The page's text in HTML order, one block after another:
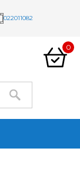
022011082
0